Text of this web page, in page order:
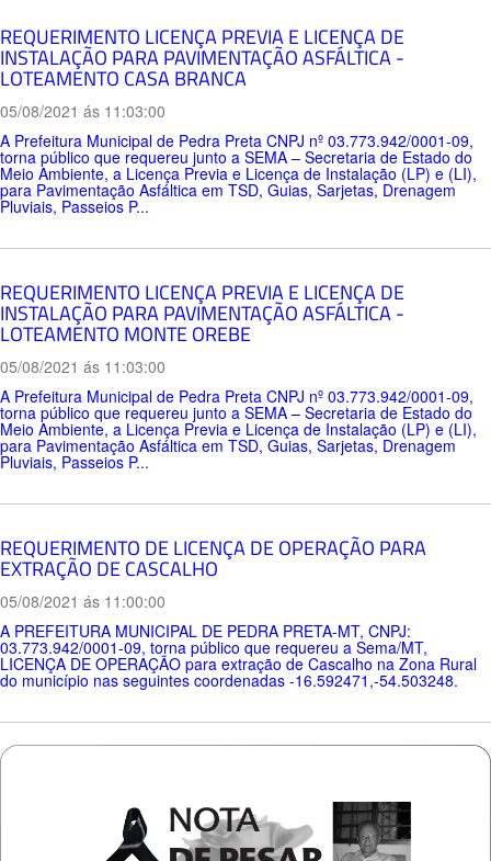
REQUERIMENTO LICENÇA PREVIA E LICENÇA DE
INSTALAÇÃO PARA PAVIMENTAÇÃO ASFÁLTICA -
LOTEAMENTO CASA BRANCA
05/08/2021 ás 11:03:00
A Prefeitura Municipal de Pedra Preta CNPJ nº 03.773.942/0001-09,
torna público que requereu junto a SEMA – Secretaria de Estado do
Meio Ambiente, a Licença Previa e Licença de Instalação (LP) e (LI),
para Pavimentação Asfáltica em TSD, Guias, Sarjetas, Drenagem
Pluviais, Passeios P...
REQUERIMENTO LICENÇA PREVIA E LICENÇA DE
INSTALAÇÃO PARA PAVIMENTAÇÃO ASFÁLTICA -
LOTEAMENTO MONTE OREBE
05/08/2021 ás 11:03:00
A Prefeitura Municipal de Pedra Preta CNPJ nº 03.773.942/0001-09,
torna público que requereu junto a SEMA – Secretaria de Estado do
Meio Ambiente, a Licença Previa e Licença de Instalação (LP) e (LI),
para Pavimentação Asfáltica em TSD, Guias, Sarjetas, Drenagem
Pluviais, Passeios P...
REQUERIMENTO DE LICENÇA DE OPERAÇÃO PARA
EXTRAÇÃO DE CASCALHO
05/08/2021 ás 11:00:00
A PREFEITURA MUNICIPAL DE PEDRA PRETA-MT, CNPJ:
03.773.942/0001-09, torna público que requereu a Sema/MT,
LICENÇA DE OPERAÇÃO para extração de Cascalho na Zona Rural
do município nas seguintes coordenadas -16.592471,-54.503248.